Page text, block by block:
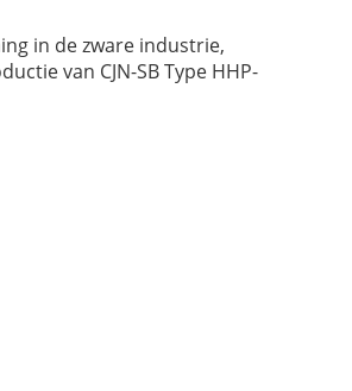
in de zware industrie,
van CJN-SB Type HHP-